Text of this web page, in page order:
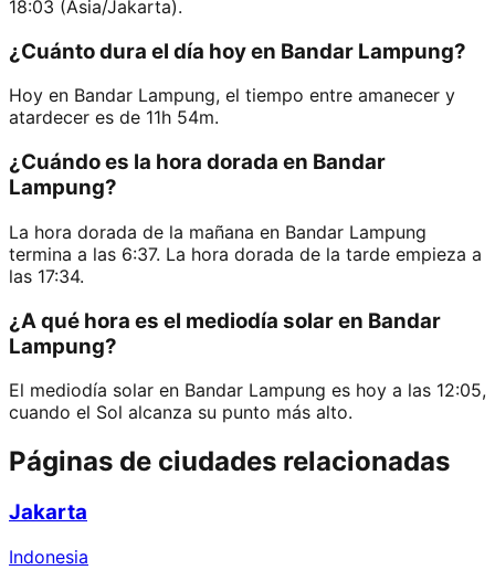
18:03 (Asia/Jakarta).
¿Cuánto dura el día hoy en Bandar Lampung?
Hoy en Bandar Lampung, el tiempo entre amanecer y
atardecer es de 11h 54m.
¿Cuándo es la hora dorada en Bandar
Lampung?
La hora dorada de la mañana en Bandar Lampung
termina a las 6:37. La hora dorada de la tarde empieza a
las 17:34.
¿A qué hora es el mediodía solar en Bandar
Lampung?
El mediodía solar en Bandar Lampung es hoy a las 12:05,
cuando el Sol alcanza su punto más alto.
Páginas de ciudades relacionadas
Jakarta
Indonesia